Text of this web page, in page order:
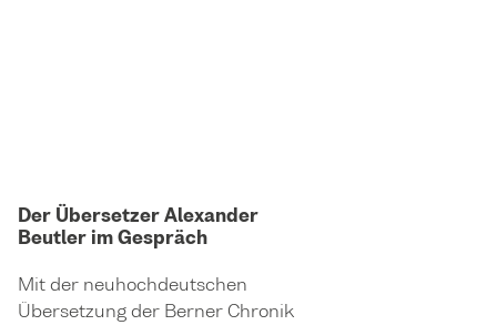
Der Übersetzer Alexander
Beutler im Gespräch
Mit der neuhochdeutschen
Übersetzung der Berner Chronik